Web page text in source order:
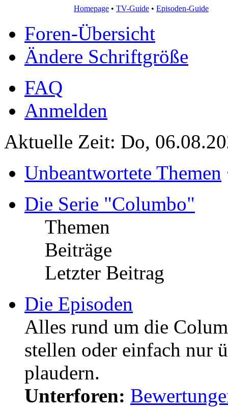
Homepage • TV-Guide • Episoden-Guide
Foren-Übersicht
Ändere Schriftgröße
FAQ
Anmelden
Aktuelle Zeit: Do,
Unbeantwortete Themen
Die Serie "Columbo"
Themen
Beiträge
Letzter Beitrag
Die Episoden
Alles rund um die
stellen oder einfach nur
plaudern.
Unterforen: